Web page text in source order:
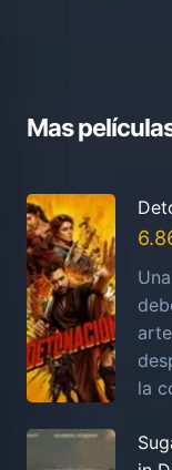
Mas
la